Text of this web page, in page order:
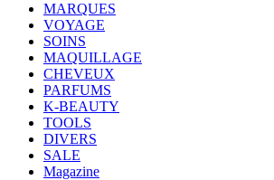
MARQUES
VOYAGE
SOINS
MAQUILLAGE
CHEVEUX
PARFUMS
K-BEAUTY
TOOLS
DIVERS
SALE
Magazine